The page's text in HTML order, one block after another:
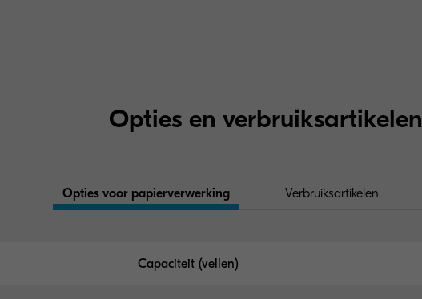
Opties en verbruiksartikelen
Opties voor papierverwerking Verbruiksartikelen
Capaciteit (vellen)